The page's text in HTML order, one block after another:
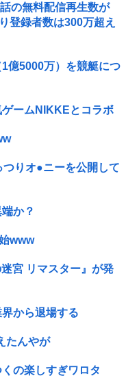
の無料配信再生数が
登録者数は300万超え
億5000万）を競艇につ
ゲームNIKKEとコラボ
りオ●ニーを公開して
か？
www
宮 リマスター』が発
から退場する
たんやが
の楽しすぎワロタ